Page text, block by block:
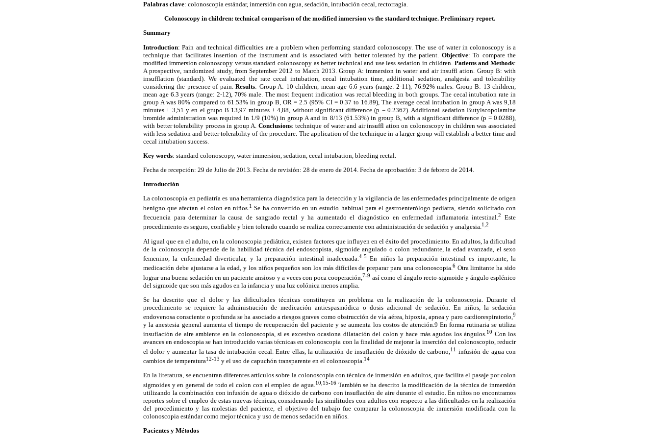
Palabras clave: colonoscopia estándar, inmersión con agua, sedación, intubación cecal, rectorragia.
Colonoscopy in children: technical comparison of the modified inmersion vs the standard technique. Preliminary report.
Summary
Introduction: Pain and technical difficulties are a problem when performing standard colonoscopy. The use of water in colonoscopy is a
technique that facilitates insertion of the instrument and is associated with better tolerated by the patient. Objective: To compare the
modified immersion colonoscopy versus standard colonoscopy as better technical and use less sedation in children. Patients and Methods:
A prospective, randomized study, from September 2012 to March 2013. Group A: immersion in water and air insuffl ation. Group B: with
insufflation (standard). We evaluated the rate cecal intubation, cecal intubation time, additional sedation, analgesia and tolerability
considering the presence of pain.Results: Group A: 10 children, mean age 6.6 years (range: 2-11), 76.92% males. Group B: 13 children,
mean age 6.3 years (range: 2-12), 70% male. The most frequent indication was rectal bleeding in both groups. The cecal intubation rate in
group A was 80% compared to 61.53% in group B, OR = 2.5 (95% CI = 0.37 to 16.89), The average cecal intubation in group A was 9,18
minutes + 3,51 y en el grupo B 13,97 minutes + 4,88, without significant difference (p = 0.2362). Additional sedation Butylscopolamine
bromide administration was required in 1/9 (10%) in group A and in 8/13 (61.53%) in group B, with a significant difference (p = 0.0288),
with better tolerability process in group A. Conclusions: technique of water and air insuffl ation on colonoscopy in children was associated
with less sedation and better tolerability of the procedure. The application of the technique in a larger group will establish a better time and
cecal intubation success.
Key words: standard colonoscopy, water immersion, sedation, cecal intubation, bleeding rectal.
Fecha de recepción: 29 de Julio de 2013. Fecha de revisión: 28 de enero de 2014. Fecha de aprobación: 3 de febrero de 2014.
Introducción
La colonoscopia en pediatría es una herramienta diagnóstica para la detección y la vigilancia de las enfermedades principalmente de origen
benigno que afectan el colon en niños. 1 Se ha convertido en un estudio habitual para el gastroenterólogo pediatra, siendo solicitado con
frecuencia para determinar la causa de sangrado rectal y ha aumentado el diagnóstico en enfermedad inflamatoria intestinal.2
Este
procedimiento es seguro, confiable y bien tolerado cuando se realiza correctamente con administración de sedación y analgesia.1,2
Al igual que en el adulto, en la colonoscopia pediátrica, existen factores que influyen en el éxito del procedimiento. En adultos, la dificultad
de la colonoscopia depende de la habilidad técnica del endoscopista, sigmoide angulado o colon redundante, la edad avanzada, el sexo
femenino, la enfermedad diverticular, y la preparación intestinal inadecuada. 4-5 En niños la preparación intestinal es importante, la
medicación debe ajustarse a la edad, y los niños pequeños son los más difíciles de preparar para una colonoscopia.6Otra limitante ha sido
lograr una buena sedación en un paciente ansioso y a veces con poca cooperación, 7-9 así como el ángulo recto-sigmoide y ángulo esplénico
del sigmoide que son más agudos en la infancia y una luz colónica menos amplia.
Se ha descrito que el dolor y las dificultades técnicas constituyen un problema en la realización de la colonoscopia. Durante el
procedimiento se requiere la administración de medicación antiespasmódica o dosis adicional de sedación. En niños, la sedación
endovenosa consciente o profunda se ha asociado a riesgos graves como obstrucción de vía aérea, hipoxia, apnea y paro cardiorespiratorio,9
y la anestesia general aumenta el tiempo de recuperación del paciente y se aumenta los costos de atención.9 En forma rutinaria se utiliza
insuflación de aire ambiente en la colonoscopia, si es excesivo ocasiona dilatación del colon y hace más agudos los ángulos.10 Con los
avances en endoscopia se han introducido varias técnicas en colonoscopia con la finalidad de mejorar la inserción del colonoscopio, reducir
el dolor y aumentar la tasa de intubación cecal. Entre ellas, la utilización de insuflación de dióxido de carbono, 11 infusión de agua con
cambios de temperatura12-13 y el uso de capuchón transparente en el colonoscopia.14
En la literatura, se encuentran diferentes artículos sobre la colonoscopia con técnica de inmersión en adultos, que facilita el pasaje por colon
sigmoides y en general de todo el colon con el empleo de agua. 10,15-16También se ha descrito la modificación de la técnica de inmersión
utilizando la combinación con infusión de agua o dióxido de carbono con insuflación de aire durante el estudio. En niños no encontramos
reportes sobre el empleo de estas nuevas técnicas, considerando las similitudes con adultos con respecto a las dificultades en la realización
del procedimiento y las molestias del paciente, el objetivo del trabajo fue comparar la colonoscopia de inmersión modificada con la
colonoscopia estándar como mejor técnica y uso de menos sedación en niños.
Pacientes y Métodos